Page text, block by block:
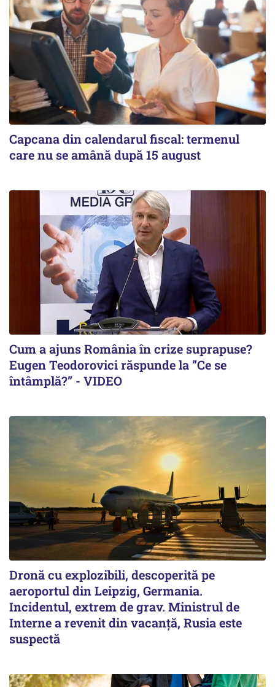
Capcana din calendarul fiscal: termenul
care nu se amână după 15 august
Cum a ajuns România în crize suprapuse?
Eugen Teodorovici răspunde la ”Ce se
întâmplă?” - VIDEO
Dronă cu explozibili, descoperită pe
aeroportul din Leipzig, Germania.
Incidentul, extrem de grav. Ministrul de
Interne a revenit din vacanță, Rusia este
suspectă